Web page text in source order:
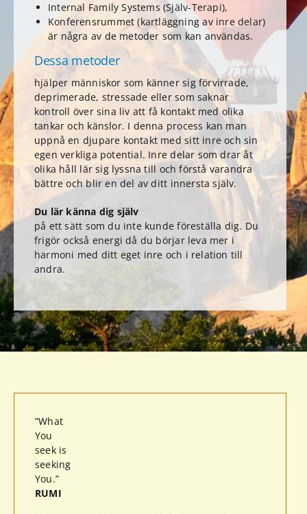
Internal Family Systems (Själv-Terapi),
Konferensrummet (kartläggning av inre delar)
är några av de metoder som kan användas.
Dessa metoder
hjälper människor som känner sig förvirrade,
deprimerade, stressade eller som saknar
kontroll över sina liv att få kontakt med olika
tankar och känslor. I denna process kan man
uppnå en djupare kontakt med sitt inre och sin
egen verkliga potential. Inre delar som drar åt
olika håll lär sig lyssna till och förstå varandra
bättre och blir en del av ditt innersta själv.
Du lär känna dig själv
på ett sätt som du inte kunde föreställa dig. Du
frigör också energi då du börjar leva mer i
harmoni med ditt eget inre och i relation till
andra.
”What
You
seek is
seeking
You.”
RUMI